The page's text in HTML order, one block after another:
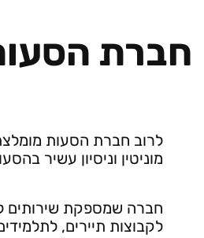
חברת
לרוב חברת הסעות
מוניטין וניסיון עשיר
חברה שמספקת שירותים
לקבוצות תיירים,